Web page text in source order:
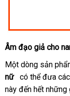
Âm đạo giả cho
Một dòng sản
nữ
tốt
nhất
có thể đưa tư
vấn
này đến hết khách
những